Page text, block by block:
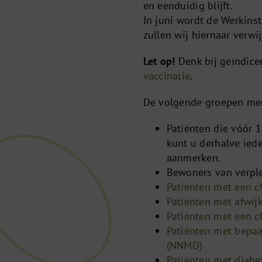
en eenduidig blijft.
In juni wordt de
zullen wij hiernaar
Let op! Denk bij
vaccinatie.
De volgende groepen
Patiënten die vóór
kunt u derhalve
aanmerken.
Bewoners van
Patiënten met een
Patiënten met
Patiënten met een
Patiënten met
(NNMD)